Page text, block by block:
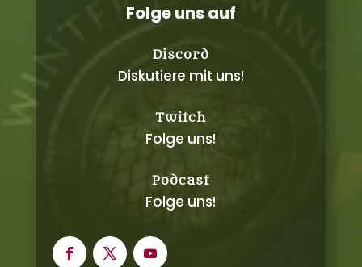
Folge uns auf
Discord
Diskutiere mit uns!
Twitch
Folge uns!
Podcast
Folge uns!